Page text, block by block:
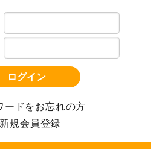
ログイン
ードをお忘れの方
新規会員登録